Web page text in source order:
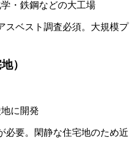
・鉄鋼などの大工場
スベスト調査必須。大規模プ
）
に開発
必要。閑静な住宅地のため近